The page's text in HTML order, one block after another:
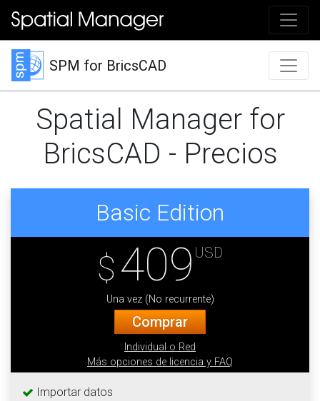
SPM for BricsCAD
Spatial Manager for
BricsCAD - Precios
Basic Edition
$409 USD
Una vez (No recurrente)
Comprar
Individual o Red
Más opciones de licencia y FAQ
Importar datos